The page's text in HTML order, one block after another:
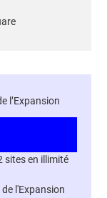
l’Expansion
sites en illimité
l'Expansion